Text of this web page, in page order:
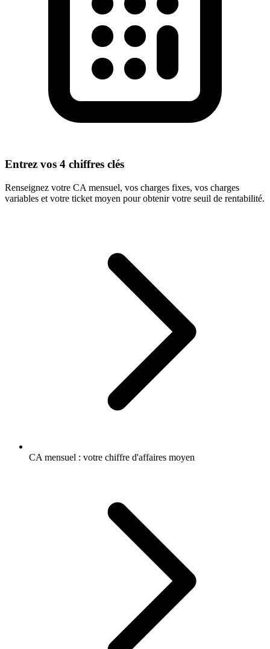
Entrez vos 4 chiffres clés
Renseignez votre CA mensuel, vos charges fixes, vos charges
variables et votre ticket moyen pour obtenir votre seuil de rentabilité.
CA mensuel : votre chiffre d'affaires moyen